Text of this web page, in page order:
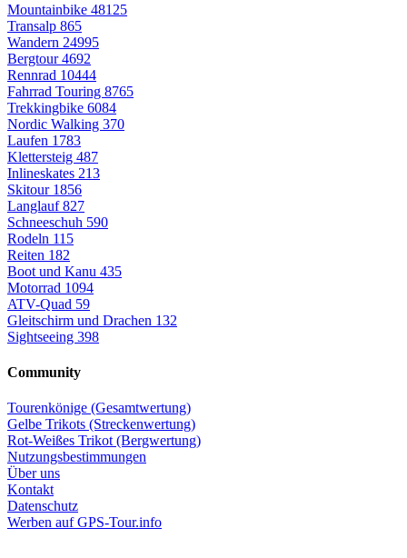
Mountainbike 48125
Transalp 865
Wandern 24995
Bergtour4692
Rennrad 10444
Fahrrad Touring 8765
Trekkingbike 6084
Nordic Walking 370
Laufen 1783
Klettersteig 487
Inlineskates 213
Skitour 1856
Langlauf827
Schneeschuh 590
Rodeln 115
Reiten 182
Boot und Kanu 435
Motorrad 1094
ATV-Quad 59
Gleitschirm und Drachen 132
Sightseeing 398
Community
Tourenkönige (Gesamtwertung)
Gelbe Trikots (Streckenwertung)
Rot-Weißes Trikot (Bergwertung)
Nutzungsbestimmungen
Über uns
Kontakt
Datenschutz
Werben auf GPS-Tour.info